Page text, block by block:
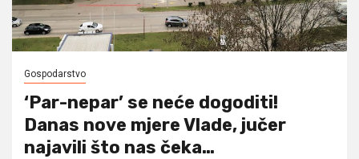
Gospodarstvo
‘Par-nepar’ se neće dogoditi!
Danas nove mjere Vlade, jučer
najavili što nas čeka…